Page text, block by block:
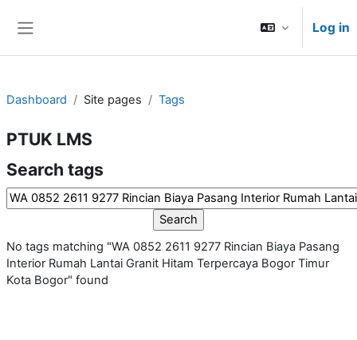
Log in
Dashboard Site pages Tags
PTUK LMS
Search tags
Search tags
No tags matching "WA 0852 2611 9277 Rincian Biaya Pasang
Interior Rumah Lantai Granit Hitam Terpercaya Bogor Timur
Kota Bogor" found